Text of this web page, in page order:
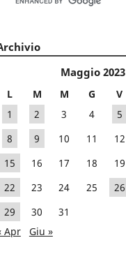
Maggio 2023
L M M G V
1
2 3 4 5
8
9 10 11 12
15
16 17 18 19
22
23 24 25 26
29
30
31
Apr
Giu »